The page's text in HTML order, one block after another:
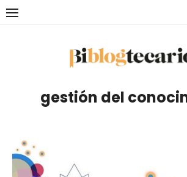
Saltar
gestión del